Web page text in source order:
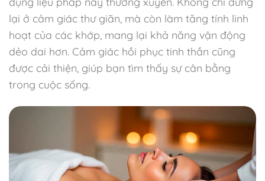
lại ở cảm giác thư giãn, mà còn làm tăng tính linh
hoạt của các khớp, mang lại khả năng vận động
dẻo dai hơn. Cảm giác hồi phục tinh thần cũng
được cải thiện, giúp bạn tìm thấy sự cân bằng
trong cuộc sống.